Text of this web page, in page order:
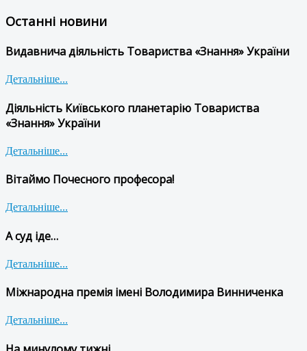
Останні новини
Видавнича діяльність Товариства «Знання» України
Детальніше...
Діяльність Київського планетарію Товариства
«Знання» України
Детальніше...
Вітаймо Почесного професора!
Детальніше...
А суд іде…
Детальніше...
Міжнародна премія імені Володимира Винниченка
Детальніше...